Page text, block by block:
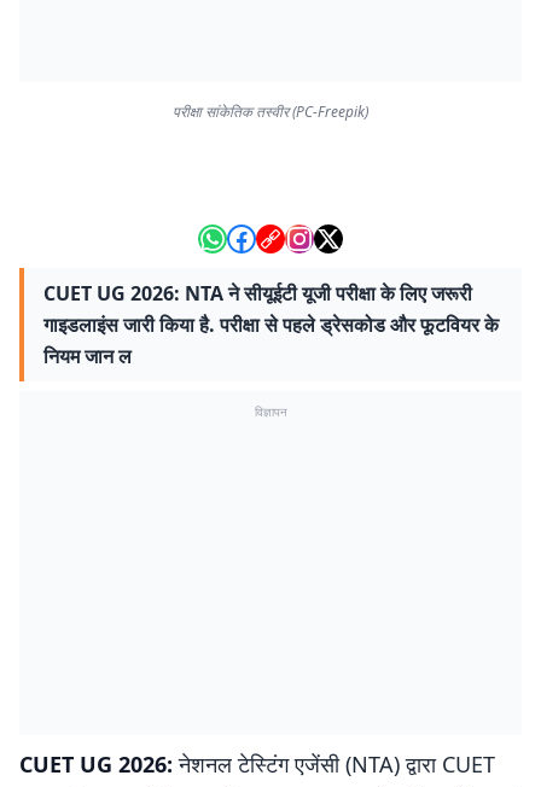
परीक्षा सांकेतिक तस्वीर (PC-Freepik)
CUET UG 2026: NTA ने सीयूईटी यूजी परीक्षा के लिए जरूरी
गाइडलाइंस जारी किया है. परीक्षा से पहले ड्रेसकोड और फूटवियर के
नियम जान ल
विज्ञापन
CUET UG 2026:नेशनल टेस्टिंग एजेंसी (NTA) द्वारा CUET